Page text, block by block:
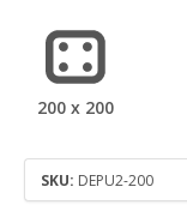
200 x 200
SKU: DEPU2-200